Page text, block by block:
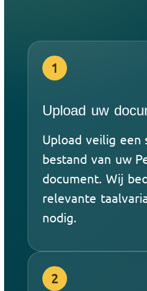
1
Upload uw
Upload veilig een
bestand van uw
document. Wij
relevante
nodig.
2